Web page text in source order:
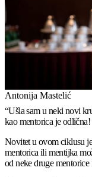
Antonija Mastelić
“Ušla sam u neki novi
kao mentorica je odlična!
Novitet u ovom ciklusu
mentorica ili mentijka
od neke druge